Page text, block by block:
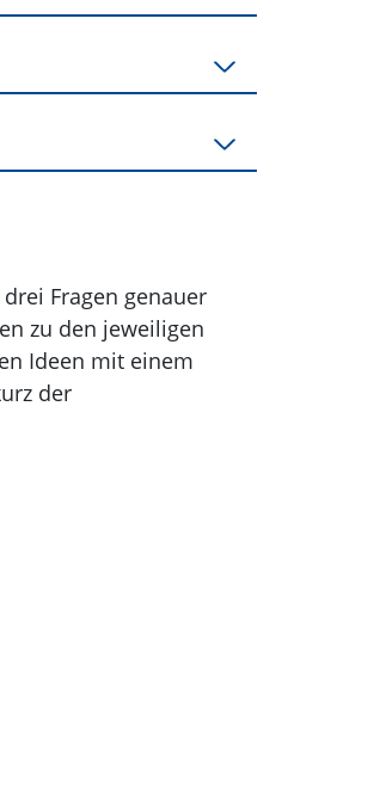
Fragen genauer
zu den jeweiligen
Ideen mit einem
der